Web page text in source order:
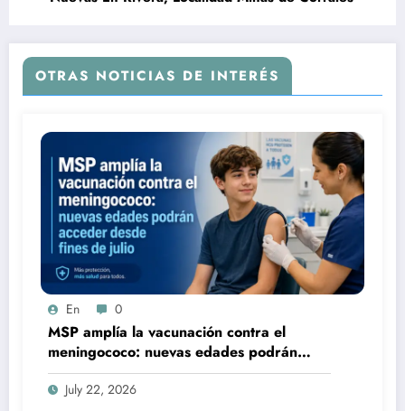
OTRAS NOTICIAS DE INTERÉS
En 0
MSP amplía la vacunación contra el
meningococo: nuevas edades podrán
acceder desde fines de julio
July 22, 2026